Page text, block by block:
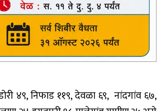
४९, निफाड ११९, देवळा ६९, नांदगांव ६७,